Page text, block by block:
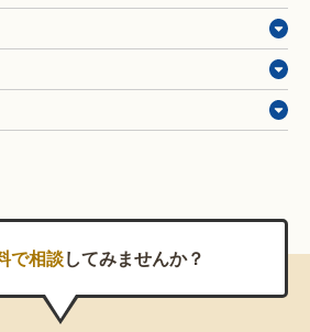
で相談してみませんか？